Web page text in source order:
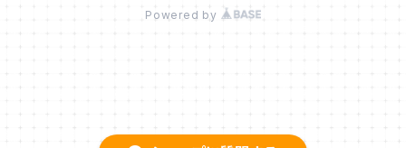
Powered by